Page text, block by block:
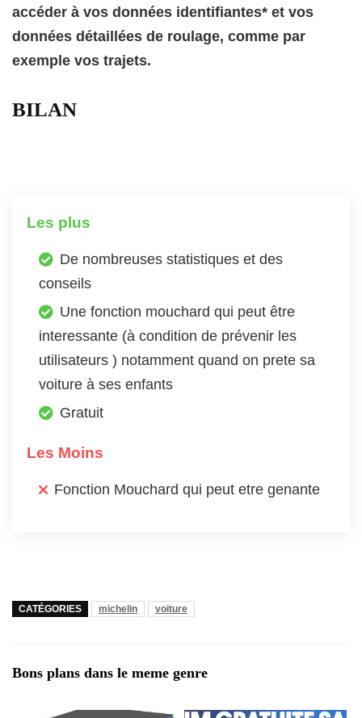
accéder à vos données identifiantes* et vos
données détaillées de roulage, comme par
exemple vos trajets.
BILAN
Les plus
De nombreuses statistiques et des
conseils
Une fonction mouchard qui peut être
interessante (à condition de prévenir les
utilisateurs ) notamment quand on prete sa
voiture à ses enfants
Gratuit
Les Moins
Fonction Mouchard qui peut etre genante
CATÉGORIES michelin voiture
Bons plans dans le meme genre